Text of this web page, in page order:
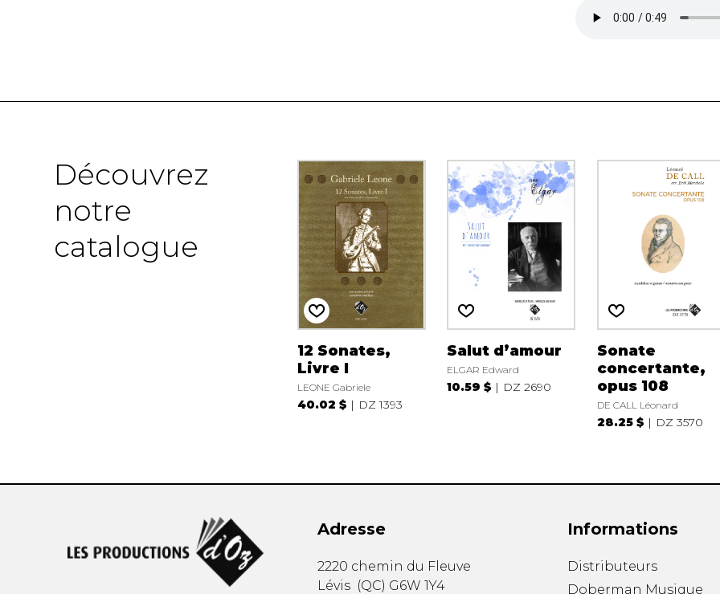
Découvrez
notre
catalogue
12 Sonates,
Livre I
LEONE Gabriele
40.02 $ DZ 1393
Salut d’amour
ELGAR Edward
10.59 $ DZ 2690
Sonate
concertante,
opus 108
DE CALL Léonard
28.25 $ DZ 3570
Adresse
2220 chemin du Fleuve
Lévis (QC) G6W 1Y4
Informations
Distributeurs
Doberman Musique